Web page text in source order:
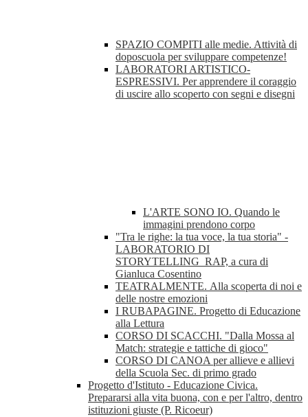
SPAZIO COMPITI alle medie. Attività di
doposcuola per sviluppare competenze!
LABORATORI ARTISTICO-
ESPRESSIVI. Per apprendere il coraggio
di uscire allo scoperto con segni e disegni
L'ARTE SONO IO. Quando le
immagini prendono corpo
"Tra le righe: la tua voce, la tua storia" -
LABORATORIO DI
STORYTELLING_RAP, a cura di
Gianluca Cosentino
TEATRALMENTE. Alla scoperta di noi e
delle nostre emozioni
I RUBAPAGINE. Progetto di Educazione
alla Lettura
CORSO DI SCACCHI. "Dalla Mossa al
Match: strategie e tattiche di gioco"
CORSO DI CANOA per allieve e allievi
della Scuola Sec. di primo grado
Progetto d'Istituto - Educazione Civica.
Prepararsi alla vita buona, con e per l'altro, dentro
istituzioni giuste (P. Ricoeur)